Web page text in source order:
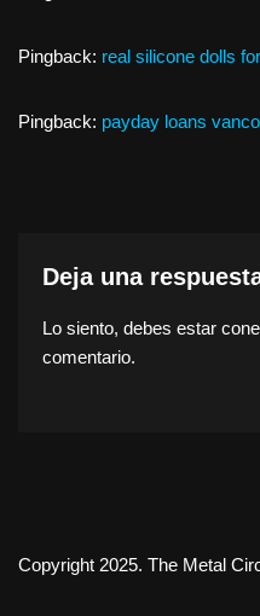
Pingback: real silicone dolls
Pingback: payday loans
Deja una
Lo siento, debes estar
comentario.
Copyright 2025. The Metal